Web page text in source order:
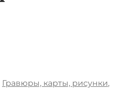
Гравюры, карты, рисунки,